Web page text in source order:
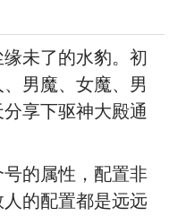
未了的水豹。初
男魔、女魔、男
享下驱神大殿通
的属性，配置非
的配置都是远远